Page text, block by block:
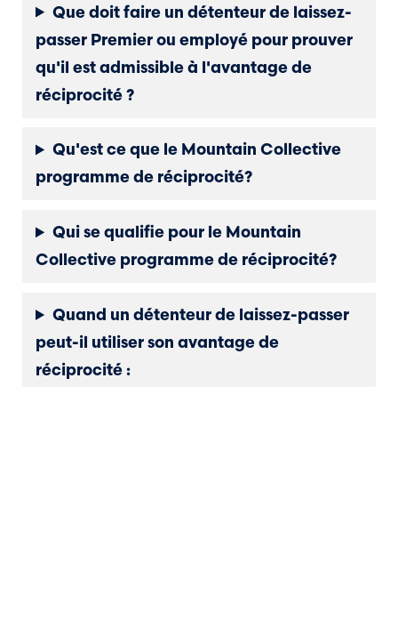
Que doit faire un détenteur de laissez-
passer Premier ou employé pour prouver
qu'il est admissible à l'avantage de
réciprocité ?
Qu'est ce que le Mountain Collective
programme de réciprocité?
Qui se qualifie pour le Mountain
Collective programme de réciprocité?
Quand un détenteur de laissez-passer
peut-il utiliser son avantage de
réciprocité :